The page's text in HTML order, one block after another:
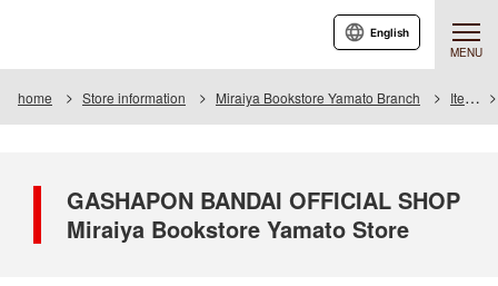
MENU
English
home Store information Miraiya Bookstore Yamato Branch Item
GASHAPON BANDAI OFFICIAL SHOP
Miraiya Bookstore Yamato Store